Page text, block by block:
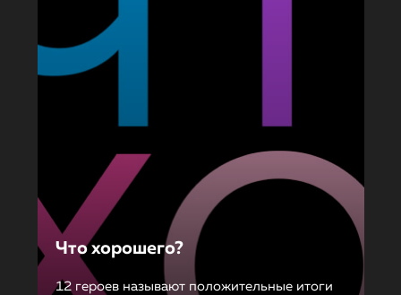
Что хорошего?
12 героев называют положительные итоги